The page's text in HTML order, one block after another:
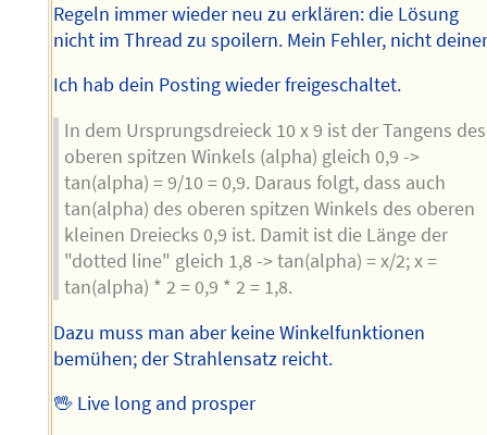
Regeln immer wieder neu zu erklären: die Lösung
nicht im Thread zu spoilern. Mein Fehler, nicht
Ich hab dein Posting wieder freigeschaltet.
In dem Ursprungsdreieck 10 x 9 ist der Tangens des
oberen spitzen Winkels (alpha) gleich 0,9 ->
tan(alpha) = 9/10 = 0,9. Daraus folgt, dass auch
tan(alpha) des oberen spitzen Winkels des oberen
kleinen Dreiecks 0,9 ist. Damit ist die Länge der
"dotted line" gleich 1,8 -> tan(alpha) = x/2; x =
tan(alpha) * 2 = 0,9 * 2 = 1,8.
Dazu muss man aber keine Winkelfunktionen
bemühen; der Strahlensatz reicht.
🖖 Live long and prosper